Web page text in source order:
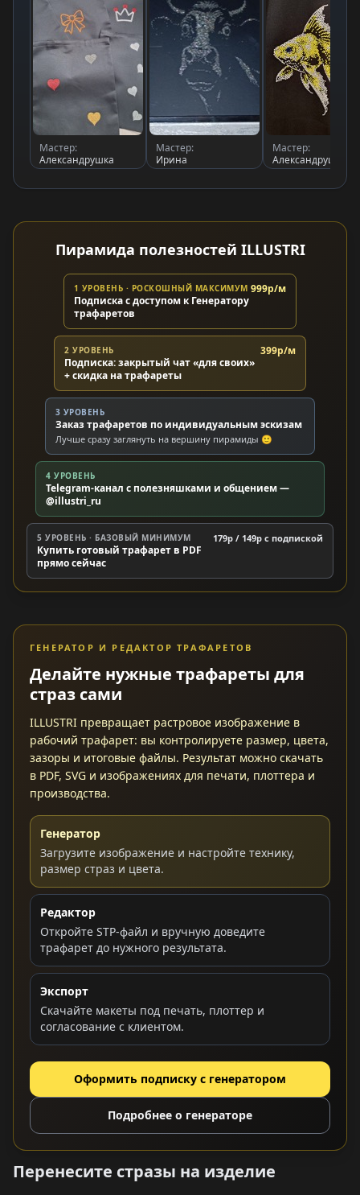
Мастер:
Александрушка
Мастер:
Ирина
Мастер:
Александрушка
Пирамида полезностей ILLUSTRI
1 УРОВЕНЬ · РОСКОШНЫЙ МАКСИМУМ
Подписка с доступом к Генератору
трафаретов
999р/м
2 УРОВЕНЬ
Подписка: закрытый чат «для своих»
+ скидка на трафареты
399р/м
3 УРОВЕНЬ
Заказ трафаретов по индивидуальным эскизам
Лучше сразу заглянуть на вершину пирамиды 🙂
4 УРОВЕНЬ
Telegram-канал с полезняшками и общением —
@illustri_ru
5 УРОВЕНЬ · БАЗОВЫЙ МИНИМУМ
Купить готовый трафарет в PDF
прямо сейчас
179р / 149р c подпиской
ГЕНЕРАТОР И РЕДАКТОР ТРАФАРЕТОВ
Делайте нужные трафареты для
страз сами
ILLUSTRI превращает растровое изображение в
рабочий трафарет: вы контролируете размер, цвета,
зазоры и итоговые файлы. Результат можно скачать
в PDF, SVG и изображениях для печати, плоттера и
производства.
Генератор
Загрузите изображение и настройте технику,
размер страз и цвета.
Редактор
Откройте STP-файл и вручную доведите
трафарет до нужного результата.
Экспорт
Скачайте макеты под печать, плоттер и
согласование с клиентом.
Оформить подписку с генератором
Подробнее о генераторе
Перенесите стразы на изделие